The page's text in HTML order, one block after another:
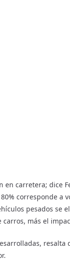
en carretera; dice
corresponde a
pesados se
más el
resalta